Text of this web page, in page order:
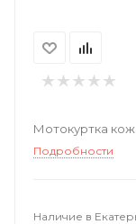
Мотокуртка
Подробности
Наличие в